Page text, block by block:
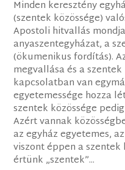
Minden keresztény
(szentek közössége)
Apostoli hitvallás
anyaszentegyházat, a
(ökumenikus fordítás).
megvallása és a szentek
kapcsolatban van
egyetemessége hozza
szentek közössége
Azért vannak
az egyház egyetemes,
viszont éppen a szentek
értünk „szentek”...